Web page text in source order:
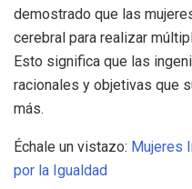
demostrado que las
cerebral para realizar
Esto significa que las
racionales y objetivas que
más.
Échale un vistazo: Mujeres
por la Igualdad